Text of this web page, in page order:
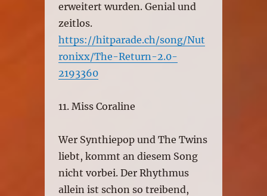
erweitert wurden. Genial und
zeitlos.
https://hitparade.ch/song/Nut
ronixx/The-Return-2.0-
2193360
11. Miss Coraline
Wer Synthiepop und The Twins
liebt, kommt an diesem Song
nicht vorbei. Der Rhythmus
allein ist schon so treibend,